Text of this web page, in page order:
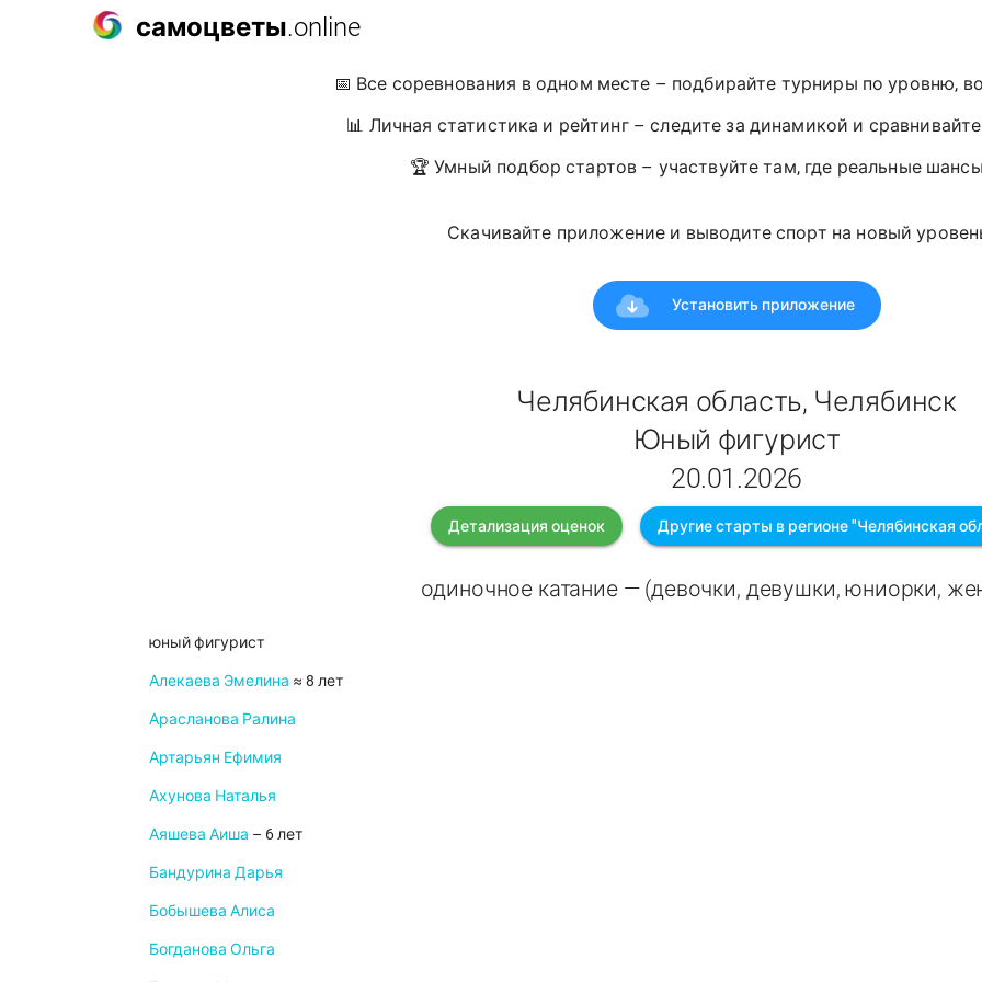
самоцветы.online
📅 Все соревнования в одном месте – подбирайте турниры по уровню,
📊 Личная статистика и рейтинг – следите за динамикой и
🏆 Умный подбор стартов – участвуйте там, где реальные
Скачивайте приложение и выводите спорт на новый
Установить приложение
Челябинская область, Челябинск
Юный фигурист
20.01.2026
Детализация оценок Другие старты в регионе "Челябинская
одиночное катание — (девочки, девушки, юниорки,
юный фигурист
Алекаева Эмелина ≈ 8 лет
Арасланова Ралина
Артарьян Ефимия
Ахунова Наталья
Аяшева Аиша – 6 лет
Бандурина Дарья
Бобышева Алиса
Богданова Ольга